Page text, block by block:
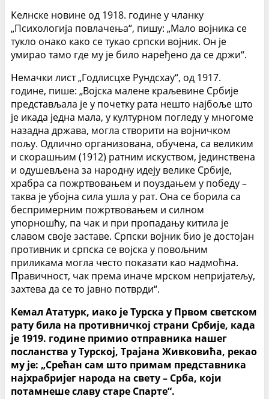
Келнске новине од 1918. године у чланку
„Психологија повлачења“, пишу: „Мало војника се
тукло онако како се тукао српски војник. Он је
умирао тамо где му је било наређено да се држи“.
Немачки лист „Годлисцхе Рундсхау“, од 1917.
године, пише: „Војска малене краљевине Србије
представљала је у почетку рата нешто најбоље што
је икада једна мала, у културном погледу у многоме
назадна држава, могла створити на војничком
пољу. Одлично организована, обучена, са великим
и скорашњим (1912) ратним искуством, јединствена
и одушевљена за народну идеју велике Србије,
храбра са пожртвовањем и поуздањем у победу –
таква је убојна сила ушла у рат. Она се борила са
беспримерним пожртвовањем и силном
упорношћу, па чак и при пропадању китила је
славом своје заставе. Српски војник био је достојан
противник и српска се војска у повољним
приликама могла често показати као надмоћна.
Правичност, чак према иначе мрском непријатељу,
захтева да се то јавно потврди“.
Кемал Ататурк, иако је Турска у Првом светском
рату била на противничкој страни Србије, када
је 1919. године примио отправника нашег
посланства у Турској, Трајана Живковића, рекао
му је: „Срећан сам што примам представника
најхрабријег народа на свету – Срба, који
потамнеше славу старе Спарте“.